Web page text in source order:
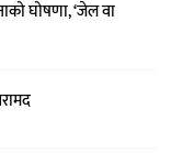
घोषणा, ‘जेल वा